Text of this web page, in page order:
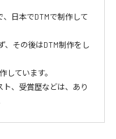
日本でDTMで制作して
、その後はDTM制作をし
しています。
ト、受賞歴などは、あり